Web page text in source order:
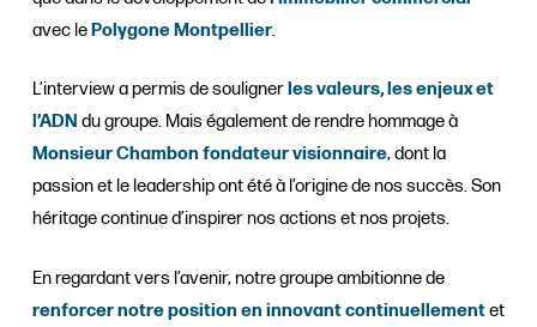
avec lePolygone Montpellier.
L’interview a permis de soulignerles valeurs, les enjeux et
l’ADN du groupe. Mais également de rendre hommage à
Monsieur Chambon fondateur visionnaire, dont la
passion et le leadership ont été à l’origine de nos succès. Son
héritage continue d’inspirer nos actions et nos projets.
En regardant vers l’avenir, notre groupe ambitionne de
renforcer notre position en innovant continuellementet